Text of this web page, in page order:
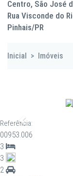
Centro, São José
Rua Visconde do
Pinhais/PR
Inicial > Imóveis
Anterior
Referência:
00953.006
3
3
2